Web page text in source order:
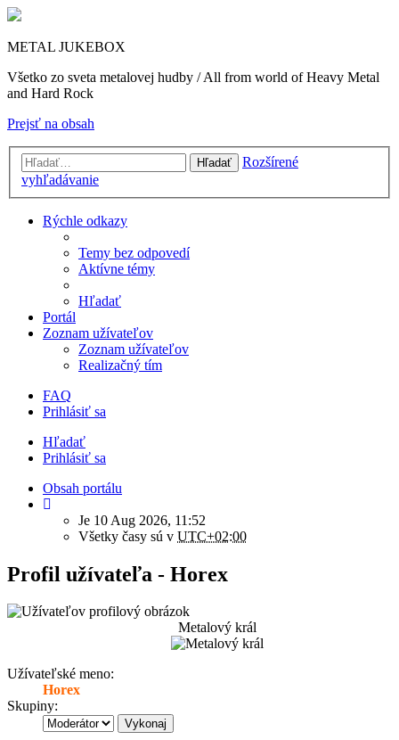
METAL JUKEBOX
Všetko zo sveta metalovej hudby / All from world of Heavy Metal
and Hard Rock
Prejsť na obsah
Hľadať
Rozšírené
vyhľadávanie
Rýchle odkazy
Temy bez odpovedí
Aktívne témy
Hľadať
Portál
Zoznam užívateľov
Zoznam užívateľov
Realizačný tím
FAQ
Prihlásiť sa
Hľadať
Prihlásiť sa
Obsah portálu
Je 10 Aug 2026, 11:52
Všetky časy sú v UTC+02:00
Profil užívateľa - Horex
Metalový král
Užívateľské meno:
Horex
Skupiny: